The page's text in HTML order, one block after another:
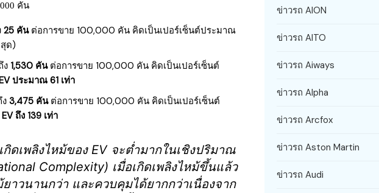
คัน
25 คันต่อการขาย 100,000 คัน คิดเป็นเปอร์เซ็นต์ประมาณ
ด)
ง 1,530 คันต่อการขาย 100,000 คัน คิดเป็นเปอร์เซ็นต์
ประมาณ 61 เท่า
3,475 คันต่อการขาย 100,000 คัน คิดเป็นเปอร์เซ็นต์
ถึง 139 เท่า
ดเพลิงไหม้ของ EV จะต่ำมากในเชิงปริมาณ
Complexity) เมื่อเกิดเพลิงไหม้ขึ้นแล้ว
าวนานกว่า และควบคุมได้ยากกว่าเนื่องจาก
ข่าวรถ AION
ข่าวรถ AITO
ข่าวรถ Aiways
ข่าวรถ Alpha
ข่าวรถ Arcfox
ข่าวรถ Aston Martin
ข่าวรถ Audi